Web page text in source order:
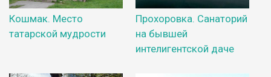
Кошмак. Место
татарской мудрости
Прохоровка. Санаторий
на бывшей
интелигентской даче